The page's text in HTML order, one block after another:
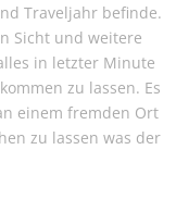
Traveljahr befinde.
Sicht und weitere
in letzter Minute
zu lassen. Es
einem fremden Ort
zu lassen was der